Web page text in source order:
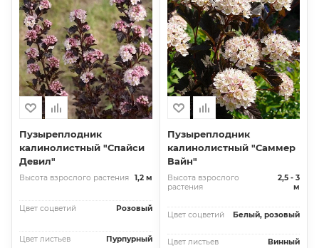
Пузыреплодник
калинолистный "Спайси
Девил"
Высота взрослого растения 1,2 м
Цвет соцветий Розовый
Цвет листьев Пурпурный
Пузыреплодник
калинолистный "Саммер
Вайн"
Высота взрослого
растения
2,5 - 3
м
Цвет соцветий Белый, розовый
Цвет листьев Винный